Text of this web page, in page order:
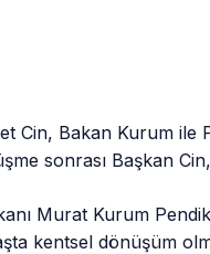
Cin, Bakan Kurum
sonrası Başkan
Murat Kurum
kentsel dönüşüm